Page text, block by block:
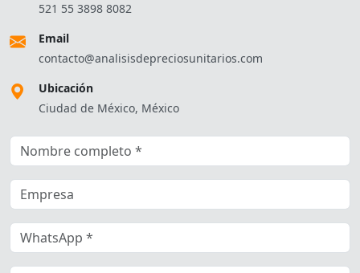
521 55 3898 8082
Email
contacto@analisisdepreciosunitarios.com
Ubicación
Ciudad de México, México